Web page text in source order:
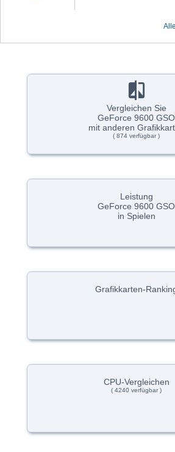
Vergleichen Sie
GeForce 9600 GSO
mit anderen
( 874 verfügbar )
Leistung
GeForce 9600 GSO
in Spielen
Grafikkarten-
CPU-Vergleichen
( 4240 verfügbar )